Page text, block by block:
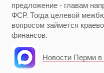
предложение - главам
ФСР. Тогда целевой
вопросом займется
финансов.
Новости Перми в